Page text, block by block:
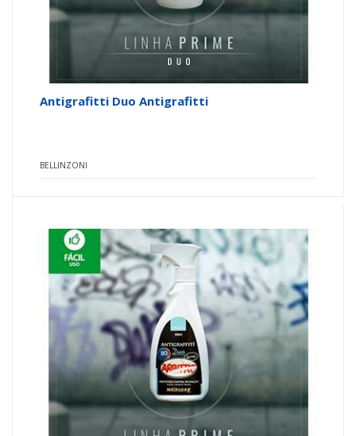
Antigrafitti Duo Antigrafitti
BELLINZONI